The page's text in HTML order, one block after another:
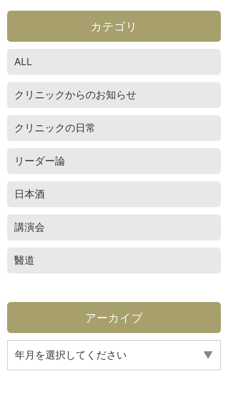
カテゴリ
ALL
クリニックからのお知らせ
クリニックの日常
リーダー論
日本酒
講演会
醫道
アーカイブ
年月を選択してください